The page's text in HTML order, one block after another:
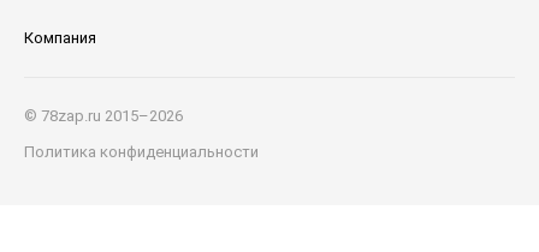
Компания
© 78zap.ru 2015–2026
Политика конфиденциальности